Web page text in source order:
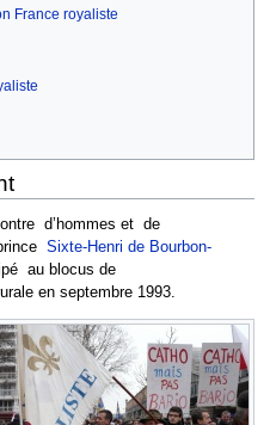
France royaliste
d’hommes et de
Sixte-Henri de Bourbon-
au blocus de
en septembre 1993.